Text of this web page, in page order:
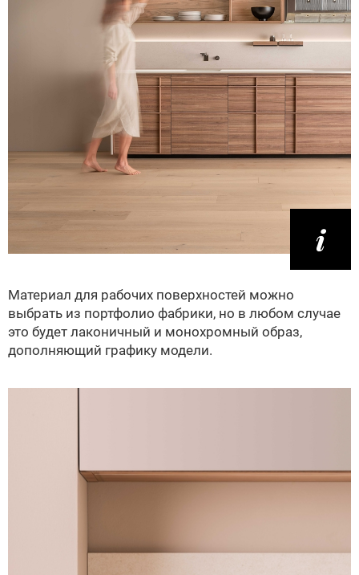
Материал для рабочих поверхностей можно
выбрать из портфолио фабрики, но в любом случае
это будет лаконичный и монохромный образ,
дополняющий графику модели.